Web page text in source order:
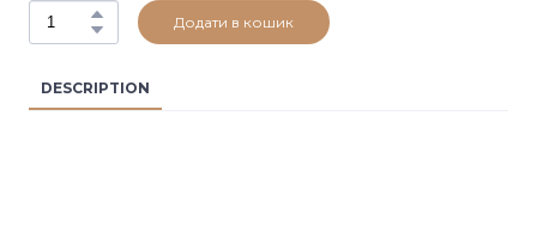
Додати в кошик
DESCRIPTION